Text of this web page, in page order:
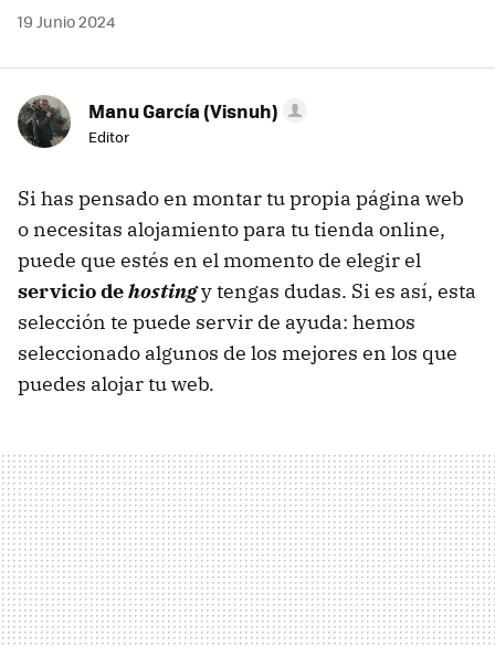
19 Junio 2024
Manu García (Visnuh)
Editor
Si has pensado en montar tu propia página web
o necesitas alojamiento para tu tienda online,
puede que estés en el momento de elegir el
servicio dehostingy tengas dudas. Si es así, esta
selección te puede servir de ayuda: hemos
seleccionado algunos de los mejores en los que
puedes alojar tu web.